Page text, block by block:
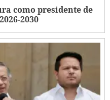
como presidente de
2030